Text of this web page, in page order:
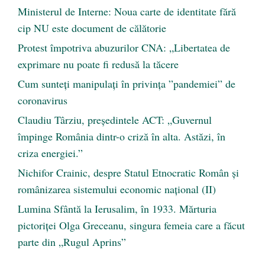
Ministerul de Interne: Noua carte de identitate fără
cip NU este document de călătorie
Protest împotriva abuzurilor CNA: „Libertatea de
exprimare nu poate fi redusă la tăcere
Cum sunteți manipulați în privința ”pandemiei” de
coronavirus
Claudiu Târziu, președintele ACT: „Guvernul
împinge România dintr-o criză în alta. Astăzi, în
criza energiei.”
Nichifor Crainic, despre Statul Etnocratic Român şi
românizarea sistemului economic naţional (II)
Lumina Sfântă la Ierusalim, în 1933. Mărturia
pictoriței Olga Greceanu, singura femeia care a făcut
parte din „Rugul Aprins”